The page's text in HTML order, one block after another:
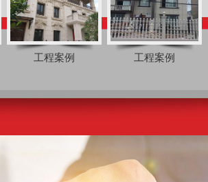
工程案例 工程案例